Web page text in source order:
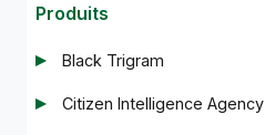
Produits
Black Trigram
Citizen Intelligence Agency